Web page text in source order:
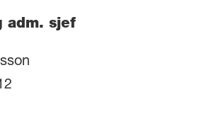
adm. sjef